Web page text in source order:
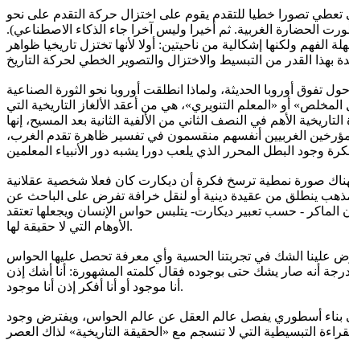
تعطي تصورا خطيا للتقدم يقوم على اختزال حركة التقدم على نحو
الحضارة الغربية. ثم أخيرا وليس آخرا جاء الذكاء الاصطناعي).
ولكنها إشكالية من ناحيتين: أولا لأنها تختزل تاريخيا ظواهر
أوروبا الحديثة، ولماذا انطلقت أوروبا نحو الثورة الصناعية
أو «المعلم التنويري»، هي من أعقد الألغاز التاريخية التي
الأهم في النصف الثاني من الألفية الثانية بعد المسيح، إنها
الغربيين أنفسهم منقسمون في تفسير ظاهرة تقدم الغرب،
صورة نمطية ترسخ فكرة أن ديكارت كان فعلا شخصية عقلانية
مذهب ينطلق من عقيدة دينية أو لنقل خرافة تفرض على الباحث عن
- حسب تعبير ديكارت- يتلبس حواس الإنسان ويجعلها تعتقد
الأوهام التي لا حقيقة لها.
علينا الشك في تجربتنا الحسية وأي معرفة تحصل عليها الحواس
أنه صار يشك حتى بوجوده فقال كلمته المشهورة: أنا أشك إذن
أنا موجود أو أنا أفكر إذن أنا موجود.
بناء أسطوري يفصل عالم العقل عن عالم الحواس، ويفترض وجود